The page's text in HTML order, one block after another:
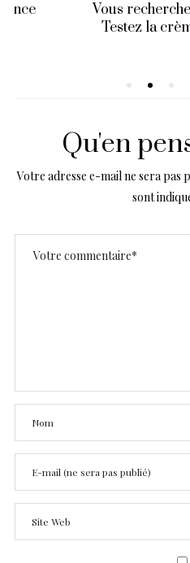
Vous recherchez
Testez la crème
Qu'en
Votre adresse e-mail ne sera pas
sont